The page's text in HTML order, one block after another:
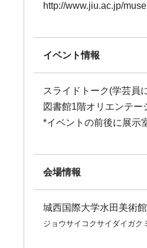
http://www.jiu.ac.jp/
イベント情報
スライドトーク(学芸員
図書館1階オリエンテ
*イベントの前後に展示
会場情報
城西国際大学水田美術館
ジョウサイコクサイダイガク